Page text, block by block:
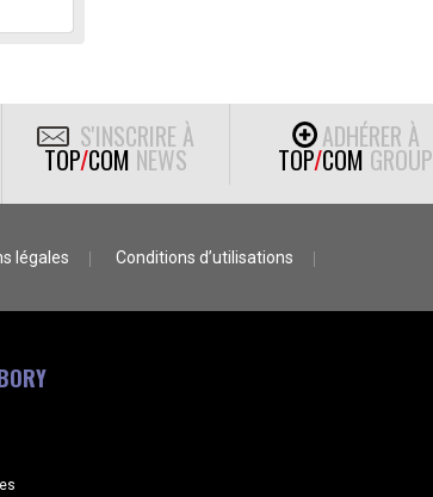
S'INSCRIRE À
TOP/COM NEWS
ADHÉRER À
TOP/COM GROUP
légales Conditions d’utilisations